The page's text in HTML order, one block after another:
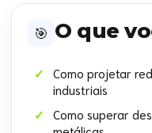
🎯 O que
Como projetar
industriais
Como superar